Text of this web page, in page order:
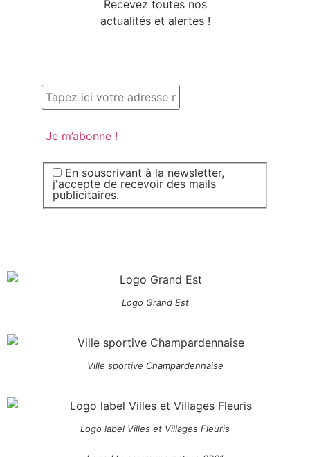
Recevez toutes nos
actualités et alertes !
En souscrivant à la newsletter,
j'accepte de recevoir des mails
publicitaires.
Logo Grand Est
Ville sportive Champardennaise
Logo label Villes et Villages Fleuris